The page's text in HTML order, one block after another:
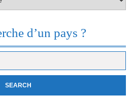
d’un pays ?